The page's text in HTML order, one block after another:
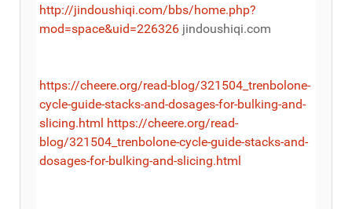
http://jindoushiqi.com/bbs/home.php?
mod=space&uid=226326 jindoushiqi.com
https://cheere.org/read-blog/321504_trenbolone-
cycle-guide-stacks-and-dosages-for-bulking-and-
slicing.html https://cheere.org/read-
blog/321504_trenbolone-cycle-guide-stacks-and-
dosages-for-bulking-and-slicing.html